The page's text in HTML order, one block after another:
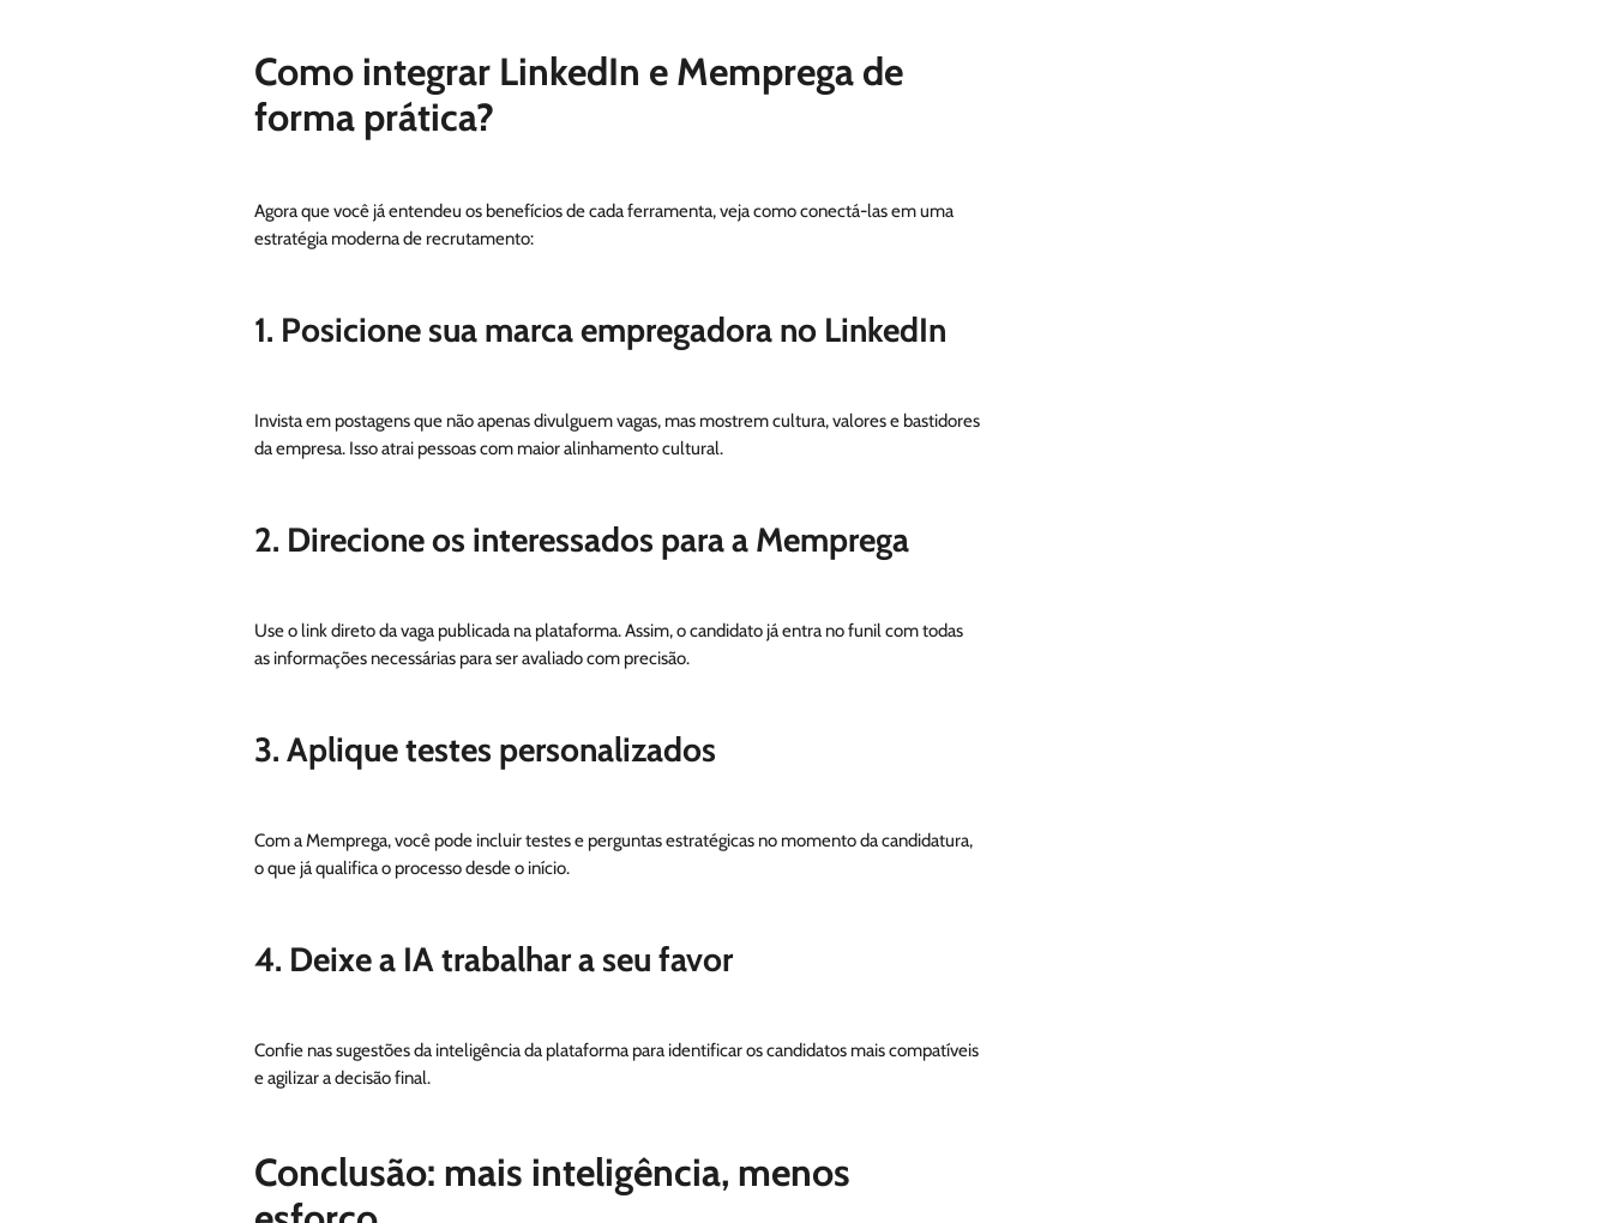
Como integrar LinkedIn e Memprega de
forma prática?
Agora que você já entendeu os benefícios de cada ferramenta, veja como conectá-las em uma
estratégia moderna de recrutamento:
1. Posicione sua marca empregadora no LinkedIn
Invista em postagens que não apenas divulguem vagas, mas mostrem cultura, valores e bastidores
da empresa. Isso atrai pessoas com maior alinhamento cultural.
2. Direcione os interessados para a Memprega
Use o link direto da vaga publicada na plataforma. Assim, o candidato já entra no funil com todas
as informações necessárias para ser avaliado com precisão.
3. Aplique testes personalizados
Com a Memprega, você pode incluir testes e perguntas estratégicas no momento da candidatura,
o que já qualifica o processo desde o início.
4. Deixe a IA trabalhar a seu favor
Confie nas sugestões da inteligência da plataforma para identificar os candidatos mais compatíveis
e agilizar a decisão final.
Conclusão: mais inteligência, menos